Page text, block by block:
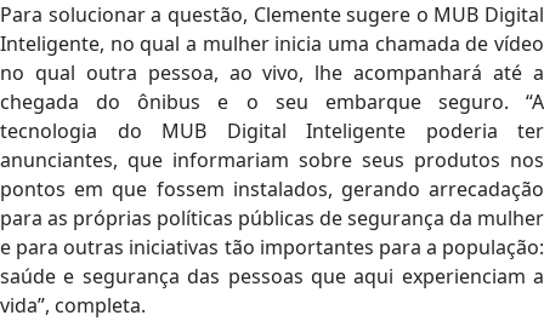
Para solucionar a questão, Clemente sugere o MUB Digital
Inteligente, no qual a mulher inicia uma chamada de vídeo
no qual outra pessoa, ao vivo, lhe acompanhará até a
chegada do ônibus e o seu embarque seguro. “A
tecnologia do MUB Digital Inteligente poderia ter
anunciantes, que informariam sobre seus produtos nos
pontos em que fossem instalados, gerando arrecadação
para as próprias políticas públicas de segurança da mulher
e para outras iniciativas tão importantes para a população:
saúde e segurança das pessoas que aqui experienciam a
vida”, completa.